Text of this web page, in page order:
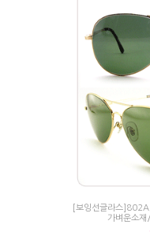
[보잉선글라스
가벼운소